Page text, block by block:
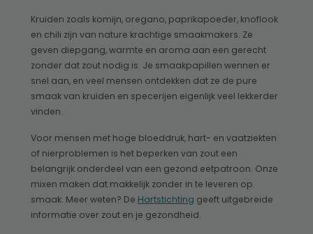
Kruiden zoals komijn, oregano, paprikapoeder, knoflook
en chili zijn van nature krachtige smaakmakers. Ze
geven diepgang, warmte en aroma aan een gerecht
zonder dat zout nodig is. Je smaakpapillen wennen er
snel aan, en veel mensen ontdekken dat ze de pure
smaak van kruiden en specerijen eigenlijk veel lekkerder
vinden.
Voor mensen met hoge bloeddruk, hart- en vaatziekten
of nierproblemen is het beperken van zout een
belangrijk onderdeel van een gezond eetpatroon. Onze
mixen maken dat makkelijk zonder in te leveren op
smaak. Meer weten? De Hartstichting geeft uitgebreide
informatie over zout en je gezondheid.